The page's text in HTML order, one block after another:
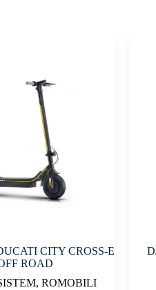
CITY CROSS-E
ROAD
, ROMOBILI